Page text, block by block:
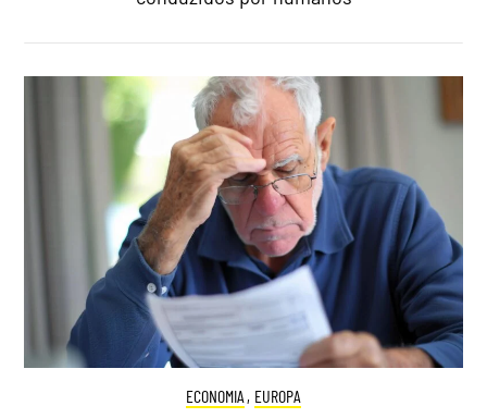
ECONOMIA , EUROPA